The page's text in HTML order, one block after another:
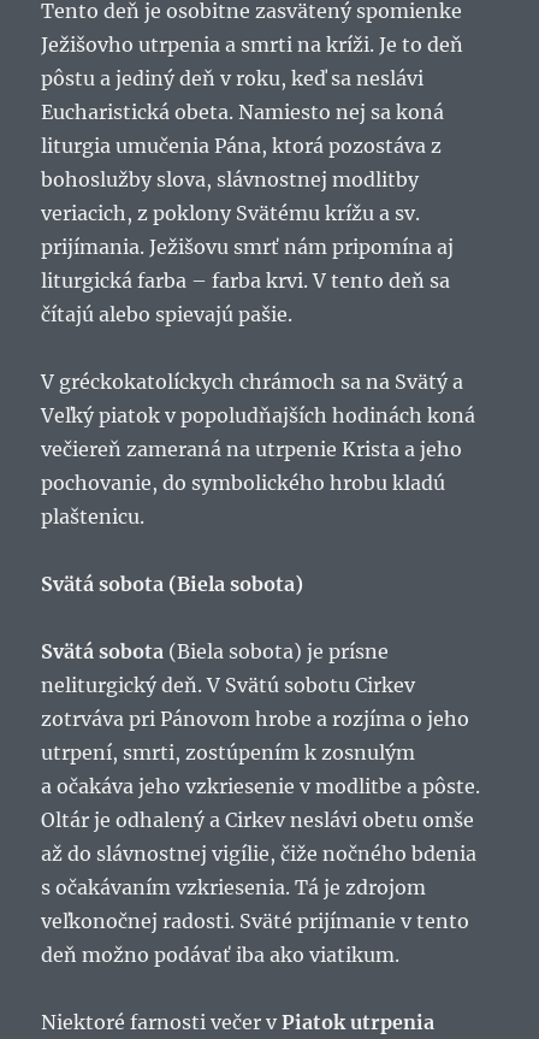
Tento deň je osobitne zasvätený spomienke
Ježišovho utrpenia a smrti na kríži. Je to deň
pôstu a jediný deň v roku, keď sa neslávi
Eucharistická obeta. Namiesto nej sa koná
liturgia umučenia Pána, ktorá pozostáva z
bohoslužby slova, slávnostnej modlitby
veriacich, z poklony Svätému krížu a sv.
prijímania. Ježišovu smrť nám pripomína aj
liturgická farba – farba krvi. V tento deň sa
čítajú alebo spievajú pašie.
V gréckokatolíckych chrámoch sa na Svätý a
Veľký piatok v popoludňajších hodinách koná
večiereň zameraná na utrpenie Krista a jeho
pochovanie, do symbolického hrobu kladú
plaštenicu.
Svätá sobota (Biela sobota)
Svätá sobota (Biela sobota) je prísne
neliturgický deň. V Svätú sobotu Cirkev
zotrváva pri Pánovom hrobe a rozjíma o jeho
utrpení, smrti, zostúpením k zosnulým
a očakáva jeho vzkriesenie v modlitbe a pôste.
Oltár je odhalený a Cirkev neslávi obetu omše
až do slávnostnej vigílie, čiže nočného bdenia
s očakávaním vzkriesenia. Tá je zdrojom
veľkonočnej radosti. Sväté prijímanie v tento
deň možno podávať iba ako viatikum.
Niektoré farnosti večer vPiatok utrpenia